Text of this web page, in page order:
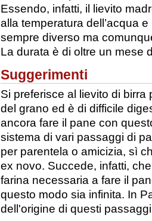
Essendo, infatti, il lievito
alla temperatura dell’acqua
sempre diverso ma
La durata è di oltre un mese
Suggerimenti
Si preferisce al lievito di
del grano ed è di difficile
ancora fare il pane con
sistema di vari passaggi di
per parentela o amicizia, sì
ex novo. Succede, infatti,
farina necessaria a fare il
questo modo sia infinita. In
dell'origine di questi